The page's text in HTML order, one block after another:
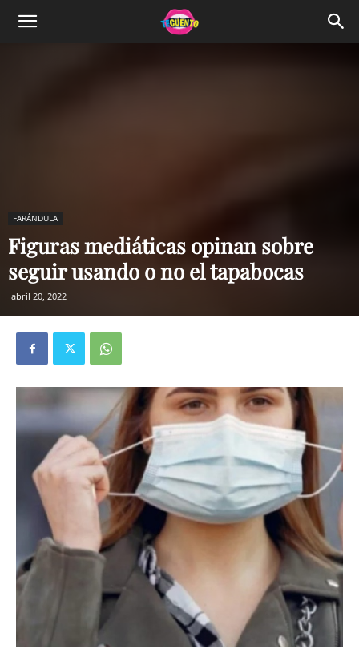
FARÁNDULA
Figuras mediáticas opinan sobre
seguir usando o no el tapabocas
abril 20, 2022